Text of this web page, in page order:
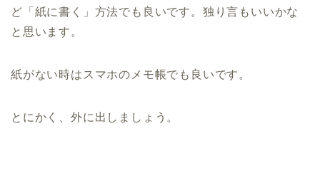
ど「紙に書く」方法でも良いです。独り言もいいかな
と思います。
紙がない時はスマホのメモ帳でも良いです。
とにかく、外に出しましょう。